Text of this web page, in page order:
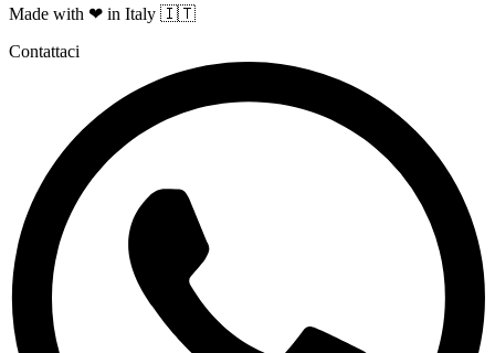
Made with ❤ in Italy 🇮🇹
Contattaci